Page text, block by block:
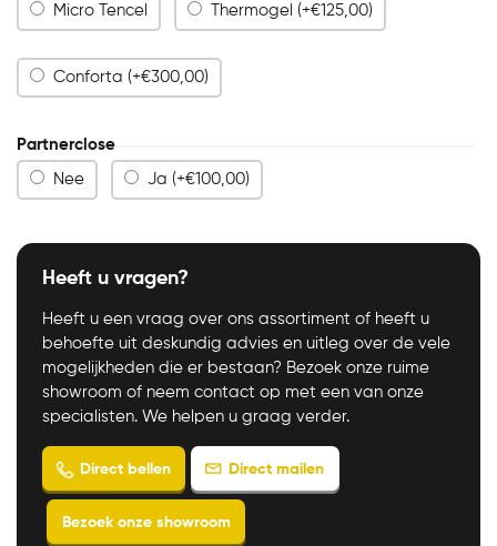
Micro Tencel Thermogel (+€125,00)
Conforta (+€300,00)
Partnerclose
Nee Ja (+€100,00)
Heeft u vragen?
Heeft u een vraag over ons assortiment of heeft u
behoefte uit deskundig advies en uitleg over de vele
mogelijkheden die er bestaan? Bezoek onze ruime
showroom of neem contact op met een van onze
specialisten. We helpen u graag verder.